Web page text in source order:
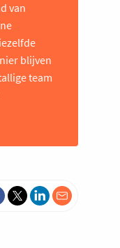
van
blijven
team